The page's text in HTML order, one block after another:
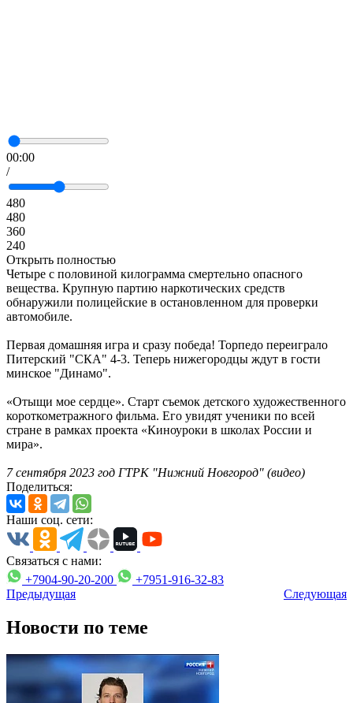
00:00
/
480
480
360
240
Открыть полностью
Четыре с половиной килограмма смертельно опасного
вещества. Крупную партию наркотических средств
обнаружили полицейские в остановленном для проверки
автомобиле.
Первая домашняя игра и сразу победа! Торпедо переиграло
Питерский "СКА" 4-3. Теперь нижегородцы ждут в гости
минское "Динамо".
«Отыщи мое сердце». Старт съемок детского художественного
короткометражного фильма. Его увидят ученики по всей
стране в рамках проекта «Киноуроки в школах России и
мира».
7 сентября 2023 год ГТРК "Нижний Новгород" (видео)
Поделиться:
Наши соц. сети:
Связаться с нами:
+7904-90-20-200
+7951-916-32-83
Предыдущая
Следующая
Новости по теме